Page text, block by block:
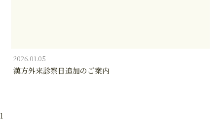
2026.01.05
漢方外来診察日追加のご案内
1